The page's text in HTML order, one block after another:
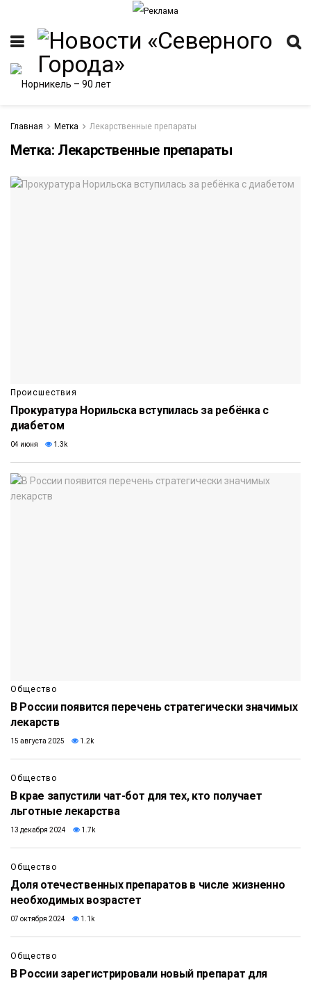
Главная Метка Лекарственные препараты
Метка: Лекарственные препараты
Происшествия
Прокуратура Норильска вступилась за ребёнка с
диабетом
04 июня 1.3k
Общество
В России появится перечень стратегически значимых
лекарств
15 августа 2025 1.2k
Общество
В крае запустили чат-бот для тех, кто получает
льготные лекарства
13 декабря 2024 1.7k
Общество
Доля отечественных препаратов в числе жизненно
необходимых возрастет
07 октября 2024 1.1k
Общество
В России зарегистрировали новый препарат для